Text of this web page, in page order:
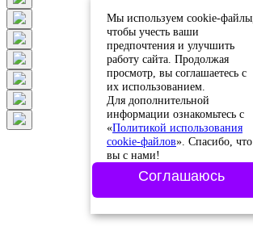
Мы используем cookie-файлы,
чтобы учесть ваши
предпочтения и улучшить
работу сайта. Продолжая
просмотр, вы соглашаетесь с
их использованием.
Для дополнительной
информации ознакомьтесь с
«Политикой использования
cookie-файлов». Спасибо, что
вы с нами!
Соглашаюсь